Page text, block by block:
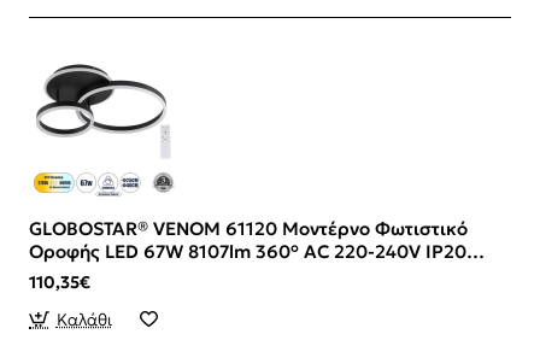
GLOBOSTAR® VENOM 61120 Μοντέρνο Φωτιστικό
Οροφής LED 67W 8107lm 360° AC 220-240V IP20
Ρυθμιζόμενο Λευκό CCT με Χειριστήριο από 2700K
έως 6000K Dimmable - Lumileds SMD Chip - Μαύρο
Ματ - Μ60 x Π40 x Υ12.5cm - 3 Χρόνια Εγγύηση
110,35€
Καλάθι